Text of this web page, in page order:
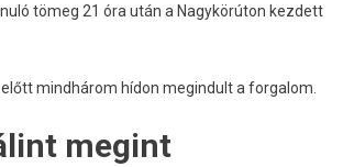
tömeg 21 óra után a Nagykörúton kezdett
előtt mindhárom hídon megindult a forgalom.
megint